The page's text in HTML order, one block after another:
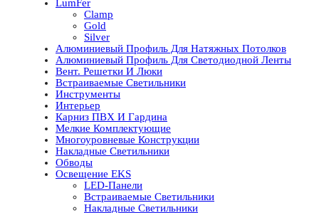
LumFer
Clamp
Gold
Silver
Алюминиевый Профиль Для Натяжных Потолков
Алюминиевый Профиль Для Светодиодной Ленты
Вент. Решетки И Люки
Встраиваемые Светильники
Инструменты
Интерьер
Карниз ПВХ И Гардина
Мелкие Комплектующие
Многоуровневые Конструкции
Накладные Светильники
Обводы
Освещение EKS
LED-Панели
Встраиваемые Светильники
Накладные Светильники